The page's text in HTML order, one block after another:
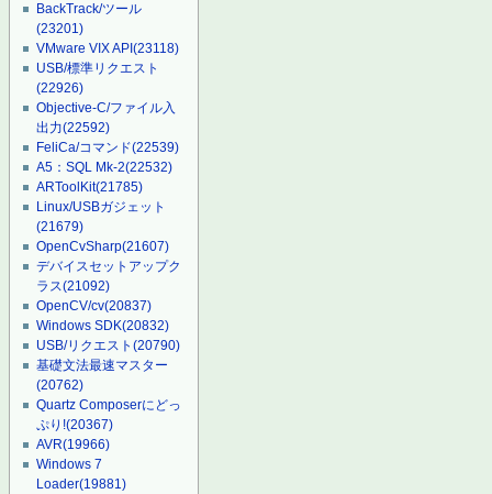
BackTrack/ツール
(23201)
VMware VIX API(23118)
USB/標準リクエスト
(22926)
Objective-C/ファイル入
出力(22592)
FeliCa/コマンド(22539)
A5：SQL Mk-2(22532)
ARToolKit(21785)
Linux/USBガジェット
(21679)
OpenCvSharp(21607)
デバイスセットアップク
ラス(21092)
OpenCV/cv(20837)
Windows SDK(20832)
USB/リクエスト(20790)
基礎文法最速マスター
(20762)
Quartz Composerにどっ
ぷり!(20367)
AVR(19966)
Windows 7
Loader(19881)